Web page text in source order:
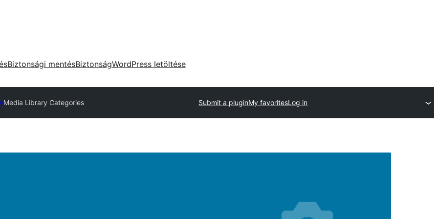
Biztonsági mentésBiztonságWordPress letöltése
Media Library Categories Submit a pluginMy favoritesLog in